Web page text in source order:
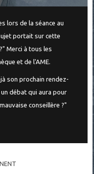
lors de la séance au
portait sur cette
Merci à tous les
et de l'AME.
son prochain rendez-
débat qui aura pour
conseillère ?"